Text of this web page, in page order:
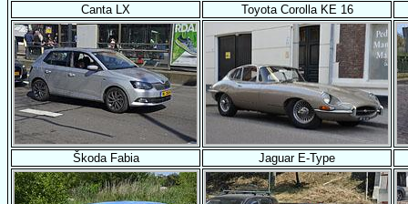
Canta LX Toyota Corolla KE 16
Škoda Fabia Jaguar E-Type